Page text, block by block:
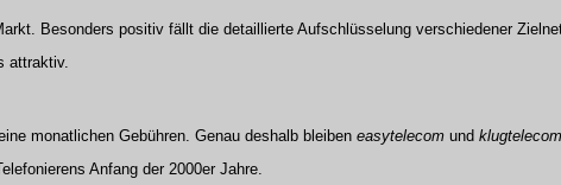
Besonders positiv fällt die detaillierte Aufschlüsselung verschiedener
attraktiv.
monatlichen Gebühren. Genau deshalb bleiben easytelecom und klugtelecom
Anfang der 2000er Jahre.